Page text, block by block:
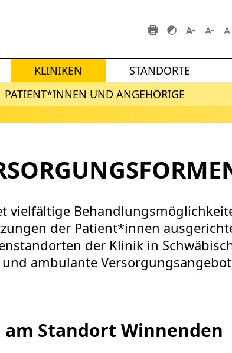
KLINIKEN STANDORTE
PATIENT*INNEN UND ANGEHÖRIGE
vielfältige
der Patient*innen
der Klinik in
ambulante
Standort Winnenden